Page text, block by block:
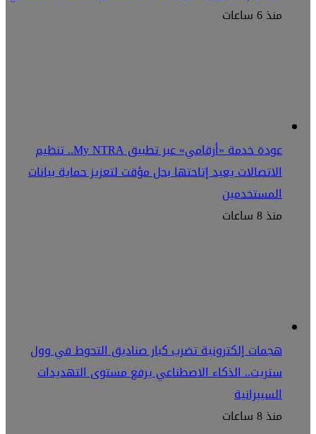
منذ 6 ساعات
عودة خدمة «أرقامي» عبر تطبيق My NTRA.. تنظيم
الاتصالات يعيد إتاحتها بحل مؤقت لتعزيز حماية بيانات
المستخدمين
منذ 8 ساعات
هجمات إلكترونية تضرب كبار صناديق التحوط في وول
ستريت.. الذكاء الاصطناعي يرفع مستوى التهديدات
السيبرانية
منذ 8 ساعات